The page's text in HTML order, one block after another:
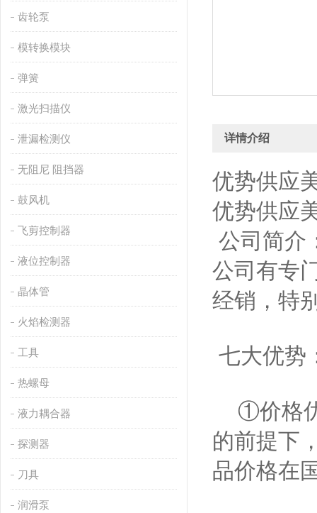
齿轮泵
模转换模块
弹簧
激光扫描仪
泄漏检测仪
无阻尼 阻挡器
鼓风机
飞剪控制器
液位控制器
晶体管
火焰检测器
工具
热螺母
液力耦合器
探测器
刀具
润滑泵
详情介绍
优势供应
优势供应
公司简介
公司有专
经销，特
七大优势
①价格优
的前提下
品价格在